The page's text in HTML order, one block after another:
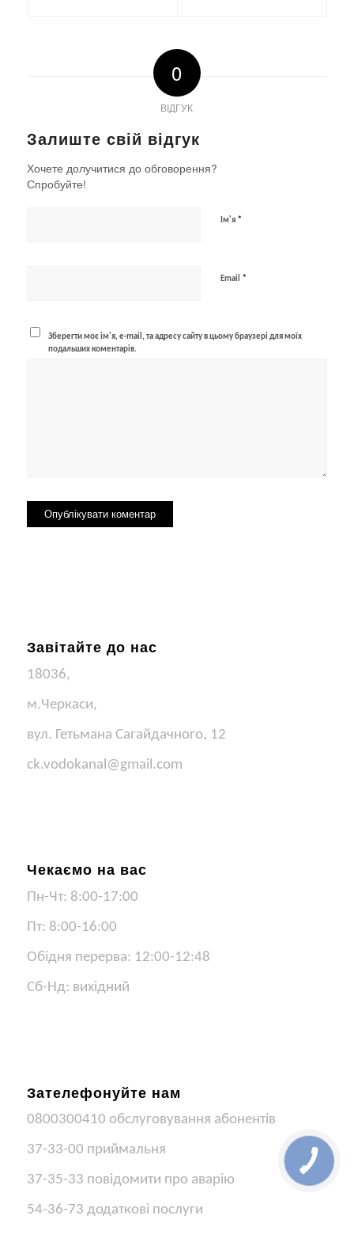
0
ВІДГУК
Залиште свій відгук
Хочете долучитися до обговорення?
Спробуйте!
Ім'я *
Email *
Зберегти моє ім'я, e-mail, та адресу сайту в цьому браузері для моїх
подальших коментарів.
Завітайте до нас
18036,
м.Черкаси,
вул. Гетьмана Сагайдачного, 12
ck.vodokanal@gmail.com
Чекаємо на вас
Пн-Чт: 8:00-17:00
Пт: 8:00-16:00
Обідня перерва: 12:00-12:48
Сб-Нд: вихідний
Зателефонуйте нам
0800300410 обслуговування абонентів
37-33-00 приймальня
37-35-33 повідомити про аварію
54-36-73 додаткові послуги